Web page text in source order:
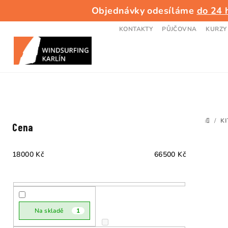
Objednávky odesíláme do 24
KONTAKTY PŮJČOVNA KURZY
DOMŮ
/
Cena
18000 Kč 66500 Kč
Na skladě 1